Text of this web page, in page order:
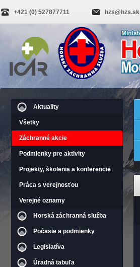
+421 (0) 527877711 hzs@hzs.sk
Aktuality
Všetky
Záchranné akcie
Podmienky pre aktivity
Projekty, školenia a konferencie
Práca s verejnosťou
Verejné oznamy
Horská záchranná služba
Počasie a podmienky
Legislatíva
Úradná tabuľa